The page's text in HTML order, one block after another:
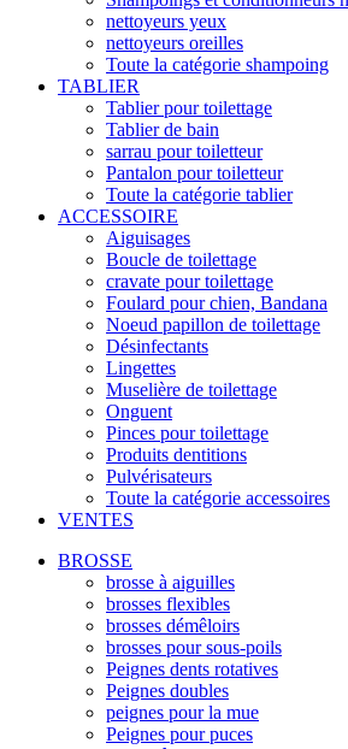
nettoyeurs yeux
nettoyeurs oreilles
Toute la catégorie shampoing
TABLIER
Tablier pour toilettage
Tablier de bain
sarrau pour toiletteur
Pantalon pour toiletteur
Toute la catégorie tablier
ACCESSOIRE
Aiguisages
Boucle de toilettage
cravate pour toilettage
Foulard pour chien, Bandana
Noeud papillon de toilettage
Désinfectants
Lingettes
Muselière de toilettage
Onguent
Pinces pour toilettage
Produits dentitions
Pulvérisateurs
Toute la catégorie accessoires
VENTES
BROSSE
brosse à aiguilles
brosses flexibles
brosses démêloirs
brosses pour sous-poils
Peignes dents rotatives
Peignes doubles
peignes pour la mue
Peignes pour puces